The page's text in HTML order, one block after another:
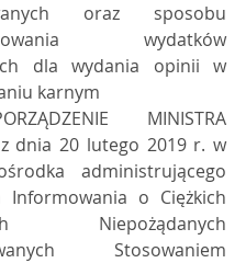
oraz sposobu
wydatków
dla wydania opinii w
karnym
MINISTRA
z dnia 20 lutego 2019 r. w
administrującego
Informowania o Ciężkich
Niepożądanych
Stosowaniem